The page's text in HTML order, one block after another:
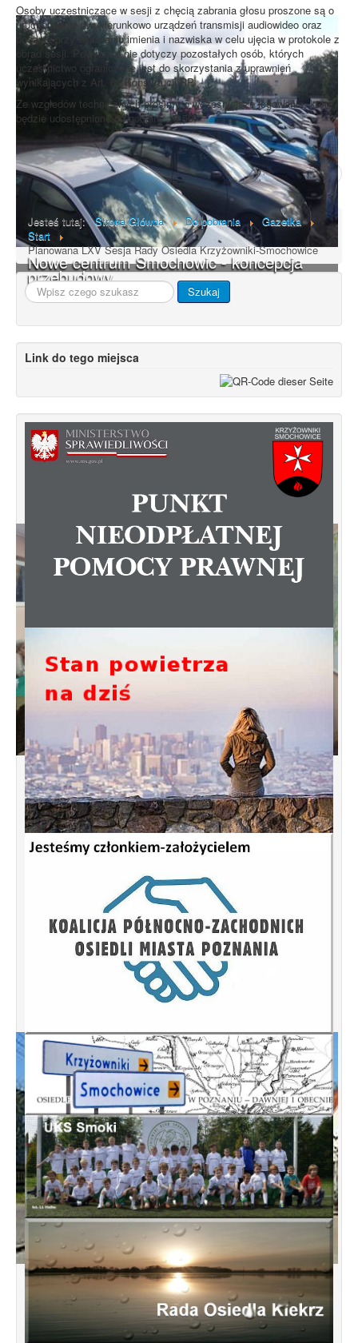
Nowe centrum Smochowic - koncepcja
przebudowy
Spotkanie informacyjne w sprawie terenu
przy ulicy Przytocznej
Koncepcja przebudowy ulic Leśnowolskiej
i Łagowskiej
Osoby uczestniczące w sesji z chęcią zabrania głosu proszone są o
uruchomienie dwukierunkowo urządzeń transmisji audiowideo oraz
podanie przy logowaniu imienia i nazwiska w celu ujęcia w protokole z
obrad sesji. Powyższe nie dotyczy pozostałych osób, których
uczestnictwo ograniczone jest do skorzystania z uprawnień
wynikających z Art. 61 Konstytucji RP.
Ze wzgledów technicznych prosimy o wcześniejsze logowanie, które
będzie udostępnione od godziny 18.50.
Poprzedni artykuł Następny artykuł
Jesteś tutaj: Strona Główna Do pobrania
Gazetka
Start
Planowana LXV Sesja Rady Osiedla Krzyżowniki-Smochowice
Szukaj... Szukaj
Link do tego miejsca